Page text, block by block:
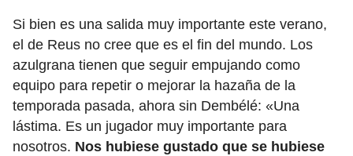
Si bien es una salida muy importante este verano,
el de Reus no cree que es el fin del mundo. Los
azulgrana tienen que seguir empujando como
equipo para repetir o mejorar la hazaña de la
temporada pasada, ahora sin Dembélé: «Una
lástima. Es un jugador muy importante para
nosotros. Nos hubiese gustado que se hubiese